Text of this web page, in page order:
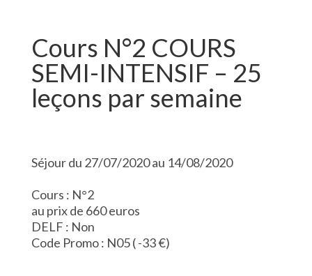
Cours N°2 COURS
SEMI-INTENSIF – 25
leçons par semaine
Séjour du 27/07/2020 au 14/08/2020
Cours : N°2
au prix de 660 euros
DELF : Non
Code Promo : N05 ( -33 €)